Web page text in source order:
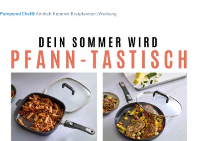
Pampered Chef® Antihaft Keramik-Bratpfannen | Werbung